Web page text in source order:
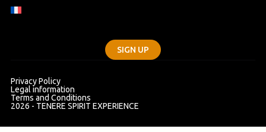
SIGN UP
Privacy Policy
Legal information
Terms and Conditions
2026 - TENERE SPIRIT EXPERIENCE